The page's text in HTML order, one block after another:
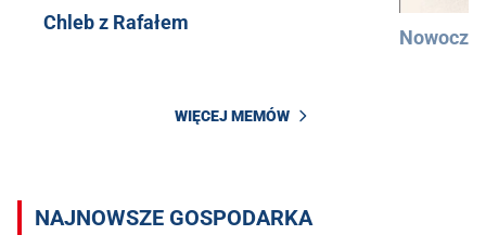
Chleb z Rafałem
WIĘCEJ MEMÓW
NAJNOWSZE GOSPODARKA